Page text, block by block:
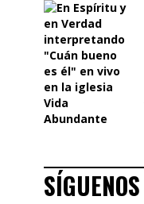
SÍGUENOS